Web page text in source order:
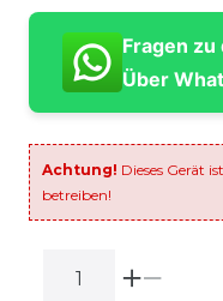
Fragen
Über
Achtung! Dieses Gerät
betreiben!